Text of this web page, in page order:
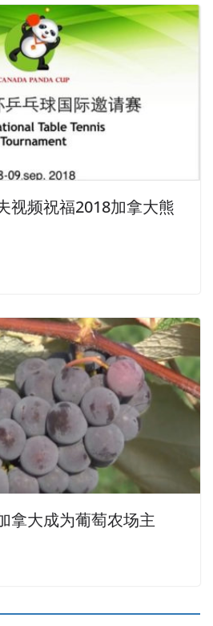
视频祝福2018加拿大熊
拿大成为葡萄农场主